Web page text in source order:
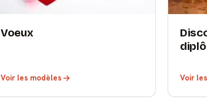
Voeux
Voir les modèles Voir